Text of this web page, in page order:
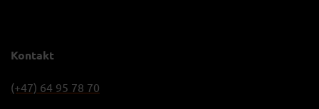
Kontakt
(+47) 64 95 78 70